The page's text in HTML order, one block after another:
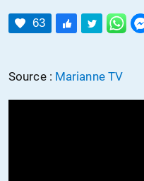
DOSSIERS
CATÉGORIES
NOUS
63
Source : Marianne TV